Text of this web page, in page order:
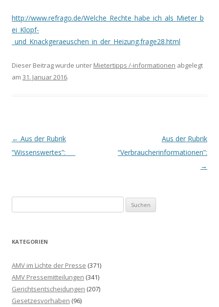
http://www.refrago.de/Welche_Rechte_habe_ich_als_Mieter_b
ei_Klopf-
_und_Knackgeraeuschen_in_der_Heizung.frage28.html
Dieser Beitrag wurde unter Mietertipps /-informationen abgelegt
am 31. Januar 2016.
Beitrags-
Navigation
← Aus der Rubrik
“Wissenswertes”:
Aus der Rubrik
“Verbraucherinformationen”:
→
u
h
n
n
a
c
KATEGORIEN
AMV im Lichte der Presse (371)
AMV Pressemitteilungen (341)
Gerichtsentscheidungen (207)
Gesetzesvorhaben (96)